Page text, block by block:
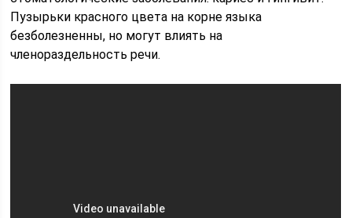
Пузырьки красного цвета на корне языка
безболезненны, но могут влиять на
членораздельность речи.